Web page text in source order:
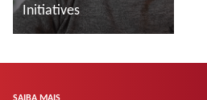
Initiatives
SAIBA MAIS